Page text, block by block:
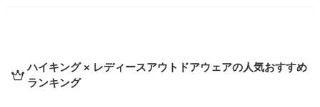
ハイキング × レディースアウトドアウェアの人気おすすめ
ランキング